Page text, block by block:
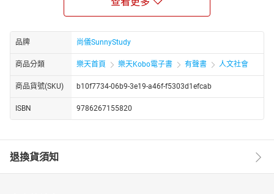
並開設粉專「就算知道了也對人生沒有幫助的日本小知識」紀錄這
【朗讀者簡介】
尚儀有聲製播中心是專業的有聲出版品製作與發行單位，由獲得八
座金鐘獎的配音大師袁光麟先生擔任聲音總監。林芷恩，廣播配音
專業畢業，從學生到進入社會，持續投入的聲音工作者，雖是北漂
帶來溫暖與感動。現為尚儀有聲製播中心特約配音員。
奇怪的知識增加啦～
一窺「就算知道了也對人生沒有幫助的日本小知識」粉絲頁版主的
沒用小宇宙！
品牌 尚儀SunnyStudy
商品分類 樂天首頁 樂天Kobo電子書 有聲書 人文社會
商品貨號(SKU) b10f7734-06b9-3e19-a46f-f5303d1efcab
ISBN 9786267155820
退換貨須知